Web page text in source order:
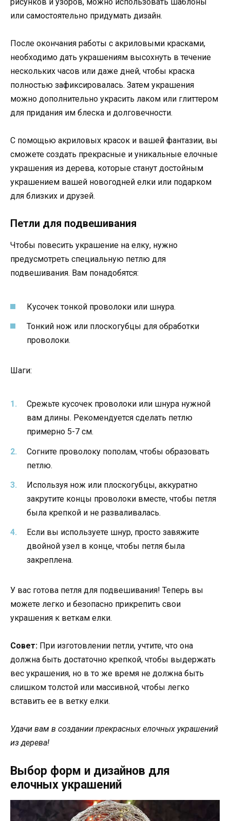
или самостоятельно придумать дизайн.
После окончания работы с акриловыми красками,
необходимо дать украшениям высохнуть в течение
нескольких часов или даже дней, чтобы краска
полностью зафиксировалась. Затем украшения
можно дополнительно украсить лаком или глиттером
для придания им блеска и долговечности.
С помощью акриловых красок и вашей фантазии, вы
сможете создать прекрасные и уникальные елочные
украшения из дерева, которые станут достойным
украшением вашей новогодней елки или подарком
для близких и друзей.
Петли для подвешивания
Чтобы повесить украшение на елку, нужно
предусмотреть специальную петлю для
подвешивания. Вам понадобятся:
Кусочек тонкой проволоки или шнура.
Тонкий нож или плоскогубцы для обработки
проволоки.
Шаги:
Срежьте кусочек проволоки или шнура нужной
вам длины. Рекомендуется сделать петлю
примерно 5-7 см.
Согните проволоку пополам, чтобы образовать
петлю.
Используя нож или плоскогубцы, аккуратно
закрутите концы проволоки вместе, чтобы петля
была крепкой и не разваливалась.
Если вы используете шнур, просто завяжите
двойной узел в конце, чтобы петля была
закреплена.
У вас готова петля для подвешивания! Теперь вы
можете легко и безопасно прикрепить свои
украшения к веткам елки.
Совет: При изготовлении петли, учтите, что она
должна быть достаточно крепкой, чтобы выдержать
вес украшения, но в то же время не должна быть
слишком толстой или массивной, чтобы легко
вставить ее в ветку елки.
Удачи вам в создании прекрасных елочных украшений
из дерева!
Выбор форм и дизайнов для
елочных украшений